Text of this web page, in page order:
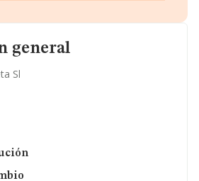
general
Sl
y registral complementaria.